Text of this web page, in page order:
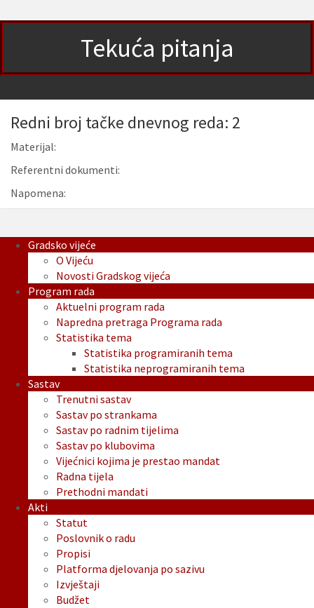
Tekuća pitanja
Redni broj tačke dnevnog reda: 2
Materijal:
Referentni dokumenti:
Napomena:
Gradsko vijeće
O Vijeću
Novosti Gradskog vijeća
Program rada
Aktuelni program rada
Napredna pretraga Programa rada
Statistika tema
Statistika programiranih tema
Statistika neprogramiranih tema
Sastav
Trenutni sastav
Sastav po strankama
Sastav po radnim tijelima
Sastav po klubovima
Vijećnici kojima je prestao mandat
Radna tijela
Prethodni mandati
Akti
Statut
Poslovnik o radu
Propisi
Platforma djelovanja po sazivu
Izvještaji
Budžet